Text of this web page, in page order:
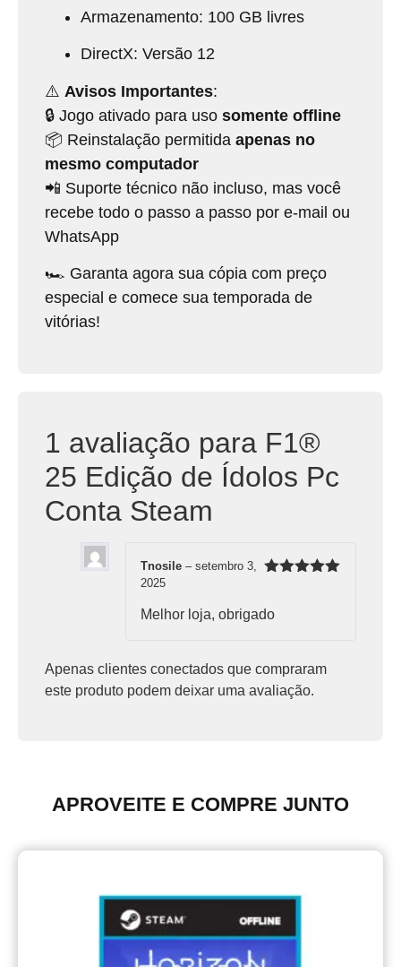
Armazenamento: 100 GB livres
DirectX: Versão 12
⚠️ Avisos Importantes:
🔒 Jogo ativado para uso somente offline
📦 Reinstalação permitida apenas no
mesmo computador
📲 Suporte técnico não incluso, mas você
recebe todo o passo a passo por e-mail ou
WhatsApp
🏎️ Garanta agora sua cópia com preço
especial e comece sua temporada de
vitórias!
1 avaliação para F1®
25 Edição de Ídolos Pc
Conta Steam
Tnosile – setembro 3,
2025
Melhor loja, obrigado
Apenas clientes conectados que compraram
este produto podem deixar uma avaliação.
APROVEITE E COMPRE JUNTO